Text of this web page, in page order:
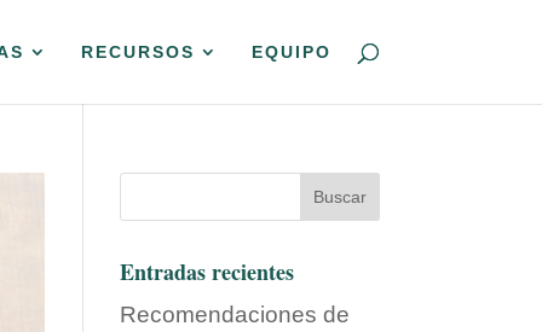
RECURSOS EQUIPO
Entradas recientes
Recomendaciones de